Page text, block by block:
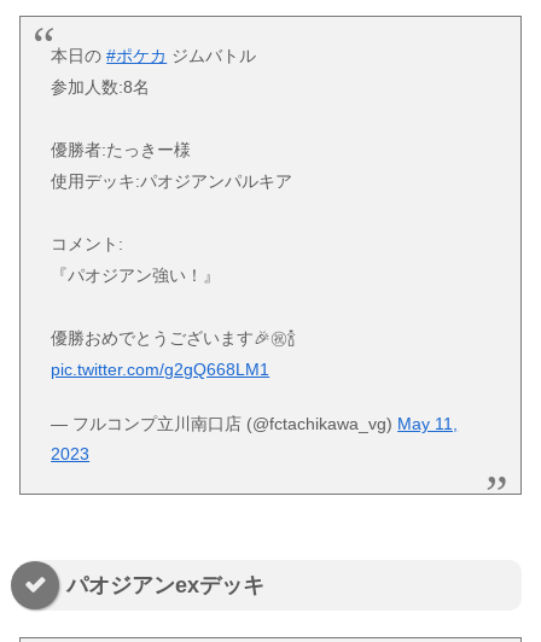
本日の#ポケカ ジムバトル
参加人数:8名
優勝者:たっきー様
使用デッキ:パオジアンパルキア
コメント:
『パオジアン強い！』
優勝おめでとうございます🎉㊗️🍾
pic.twitter.com/g2gQ668LM1
— フルコンプ立川南口店 (@fctachikawa_vg) May 11,
2023
パオジアンexデッキ